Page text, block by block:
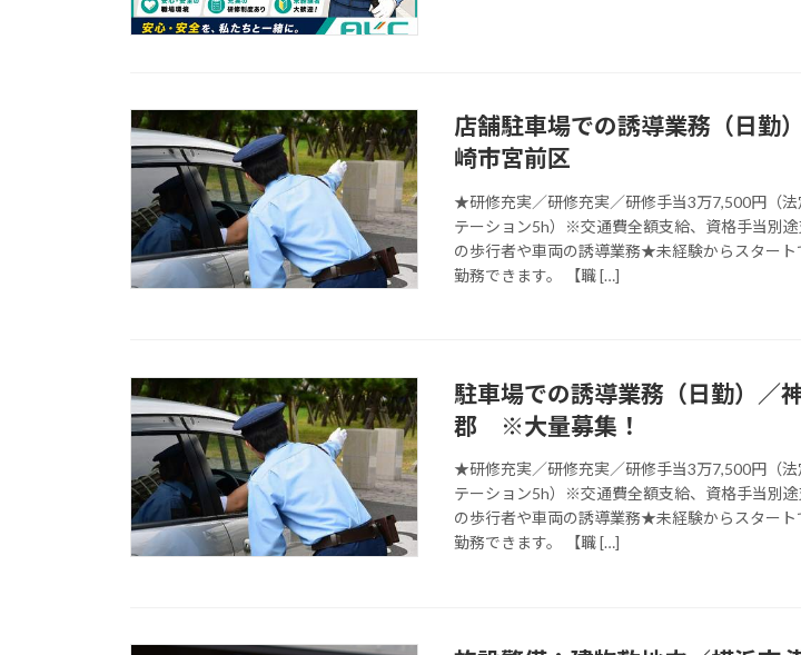
店舗駐車場での誘導業務（日勤
崎市宮前区
★研修充実／研修充実／研修手当3万7,500円（
テーション5h）※交通費全額支給、資格手当別
の歩行者や車両の誘導業務★未経験からスタート
勤務できます。 【職 […]
駐車場での誘導業務（日勤）／
郡 ※大量募集！
★研修充実／研修充実／研修手当3万7,500円（
テーション5h）※交通費全額支給、資格手当別
の歩行者や車両の誘導業務★未経験からスタート
勤務できます。 【職 […]